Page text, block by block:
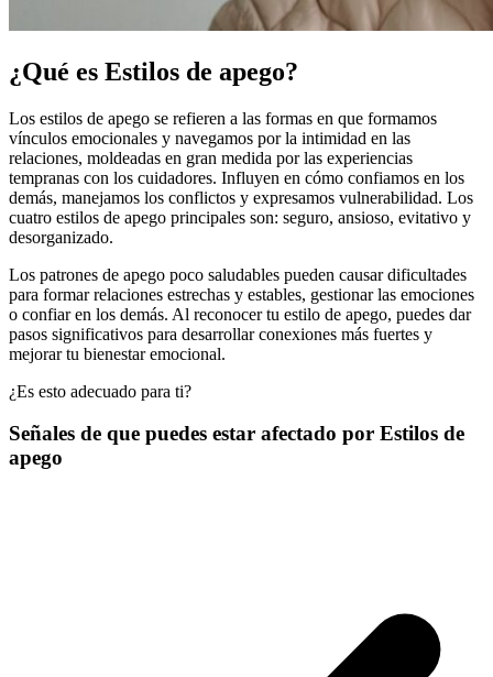
¿Qué es Estilos de apego?
Los estilos de apego se refieren a las formas en que formamos
vínculos emocionales y navegamos por la intimidad en las
relaciones, moldeadas en gran medida por las experiencias
tempranas con los cuidadores. Influyen en cómo confiamos en los
demás, manejamos los conflictos y expresamos vulnerabilidad. Los
cuatro estilos de apego principales son: seguro, ansioso, evitativo y
desorganizado.
Los patrones de apego poco saludables pueden causar dificultades
para formar relaciones estrechas y estables, gestionar las emociones
o confiar en los demás. Al reconocer tu estilo de apego, puedes dar
pasos significativos para desarrollar conexiones más fuertes y
mejorar tu bienestar emocional.
¿Es esto adecuado para ti?
Señales de que puedes estar afectado por Estilos de
apego